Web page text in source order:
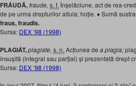
FRÁUDĂ,fraude, s. f. Înșelăciune, act de rea-
de pe urma drepturilor altuia; hoție. ♦ Sumă
fraus, fraudis.
Sursa: DEX ’98 (1998)
PLAGIÁT,plagiate, s. n. Acțiunea de a plagia;
însușită (integral sau parțial) și prezentată drept
Sursa: DEX ’98 (1998)